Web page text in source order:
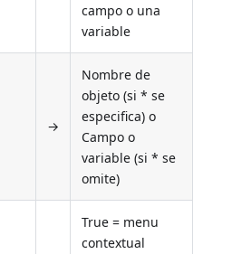
campo o una
variable
→
Nombre de
objeto (si * se
especifica) o
Campo o
variable (si * se
omite)
True = menu
contextual